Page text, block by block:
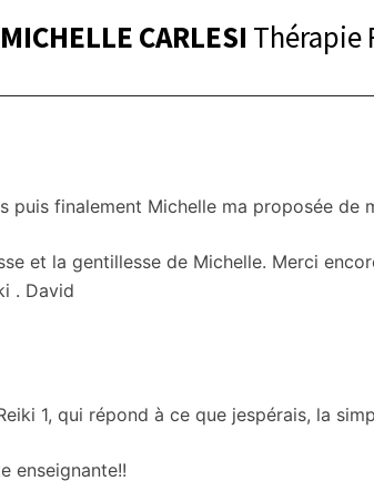
CARLESI Thérapie
puis finalement Michelle ma proposée de
et la gentillesse de Michelle. Merci
. David
1, qui répond à ce que jespérais, la
enseignante!!